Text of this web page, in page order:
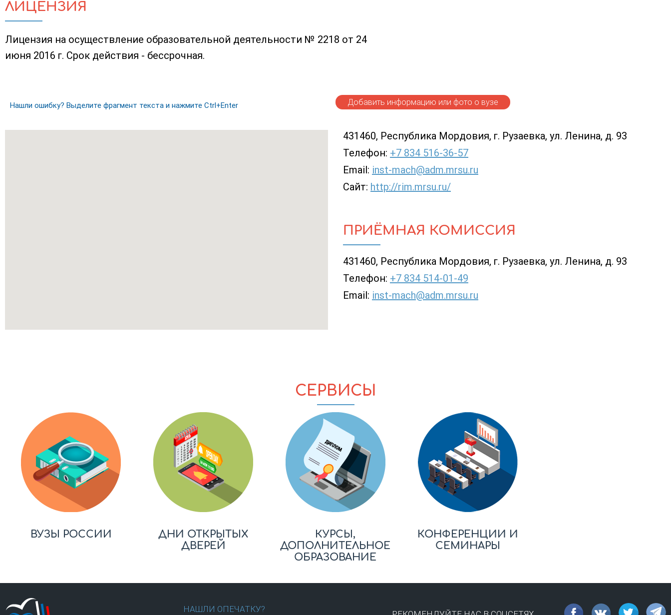
ЛИЦЕНЗИЯ
Лицензия на осуществление образовательной деятельности № 2218 от 24
июня 2016 г. Срок действия - бессрочная.
Нашли ошибку? Выделите фрагмент текста и нажмите Ctrl+Enter Добавить информацию или фото о вузе
431460, Республика Мордовия, г. Рузаевка, ул. Ленина, д. 93
Телефон: +7 834 516-36-57
Email: inst-mach@adm.mrsu.ru
Сайт: http://rim.mrsu.ru/
ПРИЁМНАЯ КОМИССИЯ
431460, Республика Мордовия, г. Рузаевка, ул. Ленина, д. 93
Телефон: +7 834 514-01-49
Email: inst-mach@adm.mrsu.ru
СЕРВИСЫ
ВУЗЫ РОССИИ
ДНИ ОТКРЫТЫХ
ДВЕРЕЙ
КУРСЫ,
ДОПОЛНИТЕЛЬНОЕ
ОБРАЗОВАНИЕ
КОНФЕРЕНЦИИ И
СЕМИНАРЫ
НАШЛИ ОПЕЧАТКУ?